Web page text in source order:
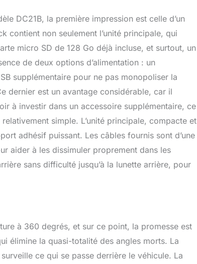
prend en charge la connexion Wi-Fi à une
🚀 Grâce au Wi-Fi, profitez d’un aperçu en temps
du partage en un seul clic. 【Que redoutez-vous
sombre, une plaque illisible! La dash cam
ouverture F1.8 et de 8 lampes infrarouges,
même dans l’obscurité totale. 🅿️ Sur les parkings
sans éclairage, elle capture des images
nocturne infrarouge vous offre une protection
manquer un instant ! 🔄 La dash camera voiture
en boucle intelligente : 💾 lorsque la
vidéos sont automatiquement remplacées
continu. 🔒 En cas de freinage brusque ou de
immédiatement la vidéo en cours,
chaque incident. 【🚫 Sans batterie 🔋 — plus
une conduite plus sûre et une utilisation
sous 24 h, remboursement sous 30 jours,
complet pour votre dashcam. 🎁 Que ce soit
pères, Noël ou la Saint-Valentin, c’est le cadeau
DC21B, la première impression est celle d’un
contient non seulement l’unité principale, qui
micro SD de 128 Go déjà incluse, et surtout, un
de deux options d’alimentation : un
supplémentaire pour ne pas monopoliser la
dernier est un avantage considérable, car il
à investir dans un accessoire supplémentaire, ce
simple. L’unité principale, compacte et
adhésif puissant. Les câbles fournis sont d’une
aider à les dissimuler proprement dans les
sans difficulté jusqu’à la lunette arrière, pour
à 360 degrés, et sur ce point, la promesse est
élimine la quasi-totalité des angles morts. La
ce qui se passe derrière le véhicule. La